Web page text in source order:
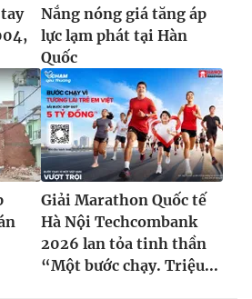
Nắng nóng giá tăng áp
lực lạm phát tại Hàn
Quốc
Giải Marathon Quốc tế
Hà Nội Techcombank
2026 lan tỏa tinh thần
“Một bước chạy. Triệu...